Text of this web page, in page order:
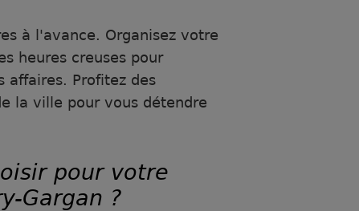
à l'avance. Organisez votre
heures creuses pour
affaires. Profitez des
la ville pour vous détendre
pour votre
Gargan ?